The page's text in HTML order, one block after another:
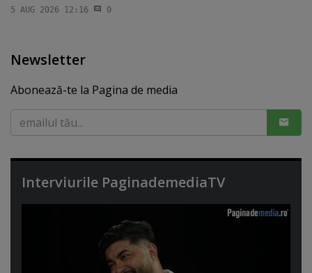
5 AUG 2026 12:16 0
Newsletter
Abonează-te la Pagina de media
Interviurile PaginademediaTV